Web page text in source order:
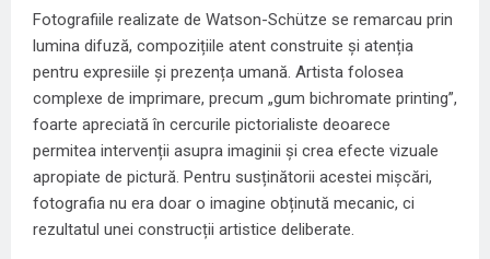
Fotografiile realizate de Watson-Schütze se remarcau prin
lumina difuză, compozițiile atent construite și atenția
pentru expresiile și prezența umană. Artista folosea
complexe de imprimare, precum „gum bichromate printing”,
foarte apreciată în cercurile pictorialiste deoarece
permitea intervenții asupra imaginii și crea efecte vizuale
apropiate de pictură. Pentru susținătorii acestei mișcări,
fotografia nu era doar o imagine obținută mecanic, ci
rezultatul unei construcții artistice deliberate.